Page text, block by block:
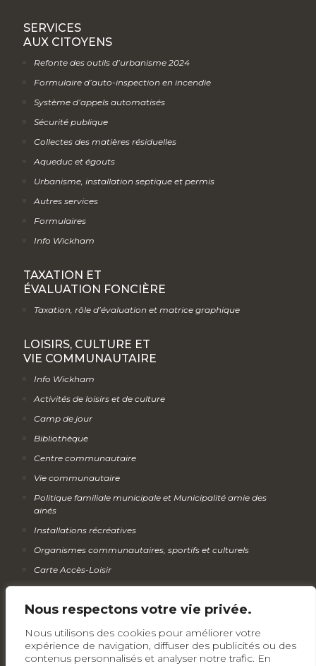
Nous respectons votre vie privée.
Nous utilisons des cookies pour améliorer votre
expérience de navigation, diffuser des publicités ou des
contenus personnalisés et analyser notre trafic. En
SERVICES
AUX CITOYENS
Refonte des outils d’urbanisme 2024
Formulaire d’auto-inspection en incendie
Système d’appels automatisés
Sécurité publique
Collectes des matières résiduelles
Aqueduc et égouts
Urbanisme, installation septique et permis
Autres services
Formulaires
Info Wickham
TAXATION ET
ÉVALUATION FONCIÈRE
Taxation, rôle d’évaluation et matrice graphique
LOISIRS, CULTURE ET
VIE COMMUNAUTAIRE
Info Wickham
Activités de loisirs et de culture
Camp de jour
Bibliothèque
Centre communautaire
Vie communautaire
Politique familiale municipale et Municipalité amie des
ainés
Installations récréatives
Organismes communautaires, sportifs et culturels
Carte Accès-Loisir
Calendrier des activités
Infolettre